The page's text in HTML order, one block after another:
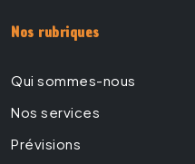
Nos rubriques
Qui sommes-nous
Nos services
Prévisions